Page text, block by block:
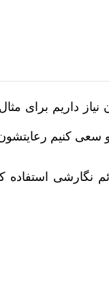
نیاز داریم برای
سعی کنیم
نگارشی استفاده